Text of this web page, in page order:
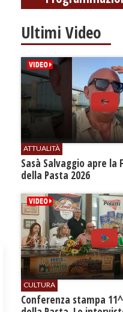
Ultimi Video
ATTUALITÀ
Sasà Salvaggio apre la
della Pasta 2026
CULTURA
Conferenza stampa